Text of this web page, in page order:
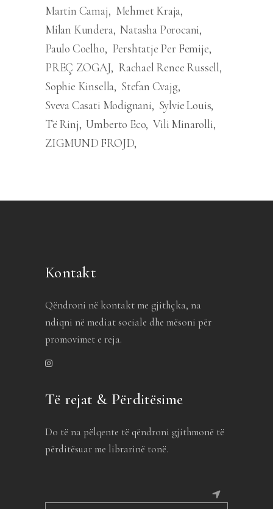
Martin Camaj
Mehmet Kraja
Milan Kundera Natasha Porocani
Paulo Coelho
Pershtatje Per Femije
PREÇ ZOGAJ
Rachael Renee Russell
Sophie Kinsella Stefan Cvajg
Sveva Casati Modignani
Sylvie Louis
Të Rinj Umberto Eco Vili Minarolli
ZIGMUND FROJD
Kontakt
Qëndroni në kontakt me gjithçka, na
ndiqni në mediat sociale dhe mësoni për
promovimet e reja.
Të rejat & Përditësime
Do të na pëlqente të qëndroni gjithmonë të
përditësuar me librarinë tonë.